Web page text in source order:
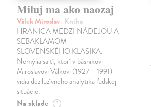
Miluj ma ako naozaj
Válek Miroslav| Kniha
HRANICA MEDZI NÁDEJOU A
SEBAKLAMOM
SLOVENSKÉHO KLASIKA.
Nemýlia sa tí, ktorí v básnikovi
Miroslavovi Válkovi (1927 – 1991)
vidia deziluzívneho analytika ľudskej
situácie.
Na sklade ?